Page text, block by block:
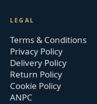
LEGAL
Terms & Conditions
Privacy Policy
Delivery Policy
Return Policy
Cookie Policy
ANPC